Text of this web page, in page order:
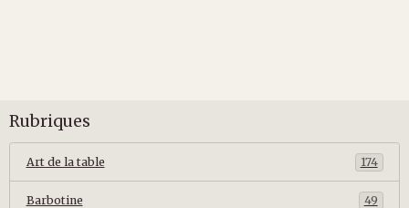
Rubriques
Art de la table 174
Barbotine 49